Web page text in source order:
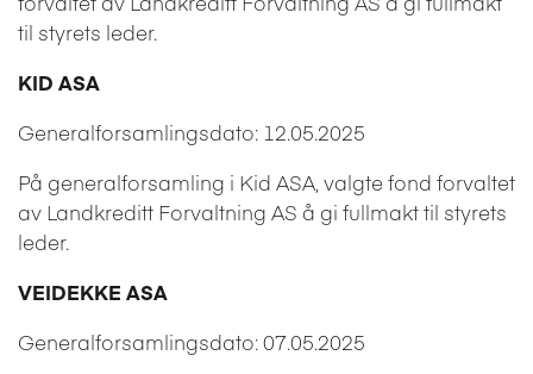
til styrets leder.
KID ASA
Generalforsamlingsdato: 12.05.2025
På generalforsamling i Kid ASA, valgte fond forvaltet
av Landkreditt Forvaltning AS å gi fullmakt til styrets
leder.
VEIDEKKE ASA
Generalforsamlingsdato: 07.05.2025